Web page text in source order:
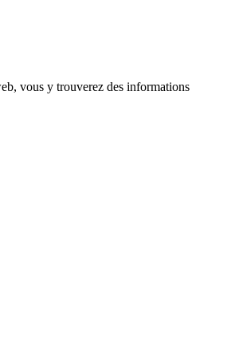
vous y trouverez des informations